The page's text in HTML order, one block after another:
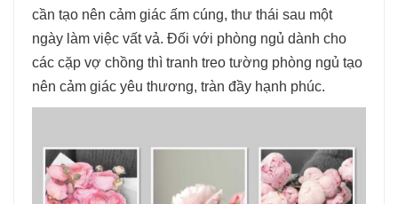
cần tạo nên cảm giác ấm cúng, thư thái sau một
ngày làm việc vất vả. Đối với phòng ngủ dành cho
các cặp vợ chồng thì tranh treo tường phòng ngủ tạo
nên cảm giác yêu thương, tràn đầy hạnh phúc.